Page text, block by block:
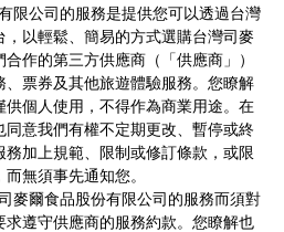
以輕鬆、簡易的方式選購台灣司麥
作的第三方供應商（「供應商」）
票券及其他旅遊體驗服務。您瞭解
個人使用，不得作為商業用途。在
意我們有權不定期更改、暫停或終
務加上規範、限制或修訂條款，或限
無須事先通知您。
遵守供應商的服務約款。您瞭解也